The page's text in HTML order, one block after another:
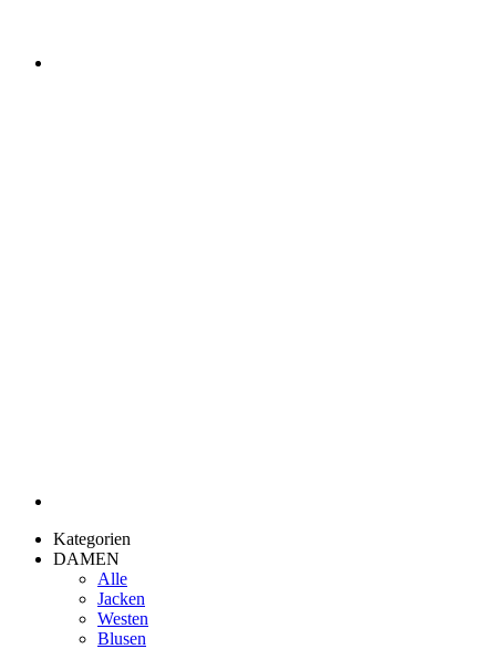
Kategorien
DAMEN
Alle
Jacken
Westen
Blusen